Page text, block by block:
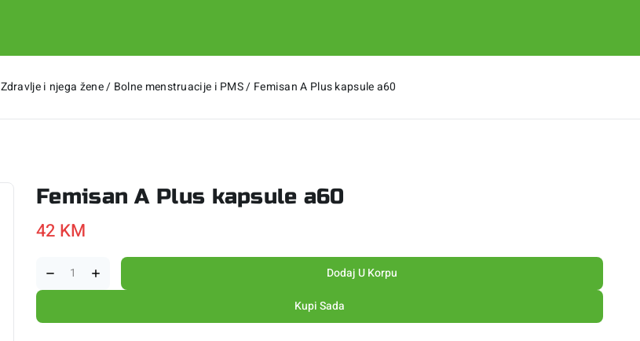
Zdravlje i njega žene/ Bolne menstruacije i PMS/ Femisan A Plus kapsule a60
Femisan A Plus kapsule a60
42 KM
Dodaj U Korpu
Kupi Sada